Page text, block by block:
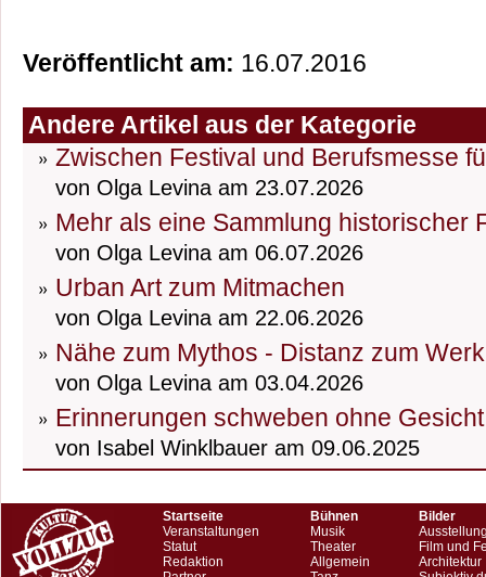
Veröffentlicht am: 16.07.2016
Andere Artikel aus der Kategorie
Zwischen Festival und Berufsmesse
von Olga Levina am 23.07.2026
Mehr als eine Sammlung historischer
von Olga Levina am 06.07.2026
Urban Art zum Mitmachen
von Olga Levina am 22.06.2026
Nähe zum Mythos - Distanz zum Werk
von Olga Levina am 03.04.2026
Erinnerungen schweben ohne Gesicht
von Isabel Winklbauer am 09.06.2025
Startseite
Veranstaltungen
Statut
Redaktion
Bühnen
Musik
Theater
Allgemein
Bilder
Film und
Architektur